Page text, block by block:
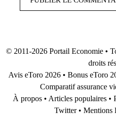
© 2011-2026 Portail Economie•
droits
Avis eToro 2026 • Bonus eToro
Comparatif assurance
À propos• Articles populaires•
Twitter• Mentions